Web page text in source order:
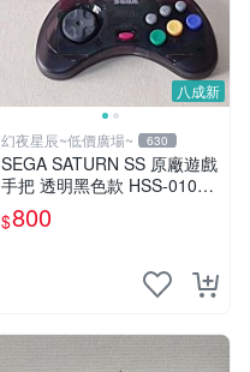
八成新
幻夜星辰~低價廣場~ 630
SEGA SATURN SS 原廠遊戲
手把 透明黑色款 HSS-0101
BB0266
$800